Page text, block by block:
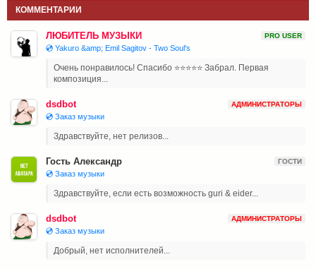
КОММЕНТАРИИ
ЛЮБИТЕЛЬ МУЗЫКИ PRO USER
💿 Yakuro &amp; Emil Sagitov - Two Soul's
Очень понравилось! Спасибо ⭐⭐⭐⭐⭐ Забрал. Первая
композиция...
dsdbot АДМИНИСТРАТОРЫ
💿 Заказ музыки
Здравствуйте, нет релизов...
Гость Александр ГОСТИ
💿 Заказ музыки
Здравствуйте, если есть возможность guri & eider...
dsdbot АДМИНИСТРАТОРЫ
💿 Заказ музыки
Добрый, нет исполнителей...